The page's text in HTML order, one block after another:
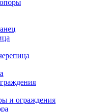
и ограждения